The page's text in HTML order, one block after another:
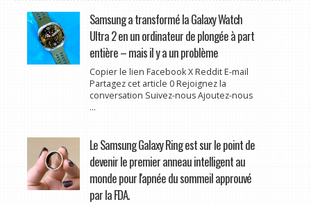
Samsung a transformé la Galaxy Watch
Ultra 2 en un ordinateur de plongée à part
entière – mais il y a un problème
Copier le lien Facebook X Reddit E-mail
Partagez cet article 0 Rejoignez la
conversation Suivez-nous Ajoutez-nous
...
Le Samsung Galaxy Ring est sur le point de
devenir le premier anneau intelligent au
monde pour l'apnée du sommeil approuvé
par la FDA.